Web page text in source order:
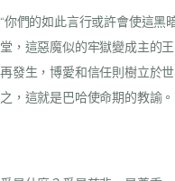
“你們的如此言行或許會使這黑
堂，這惡魔似的牢獄變成主的
再發生，博愛和信任則樹立於
之，這就是巴哈使命期的教諭。